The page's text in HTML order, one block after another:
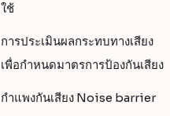
ใช้
การประเมินผลกระทบทางเสียง
เพื่อกำหนดมาตรการป้องกันเสียง
กำแพงกันเสียง Noise barrier